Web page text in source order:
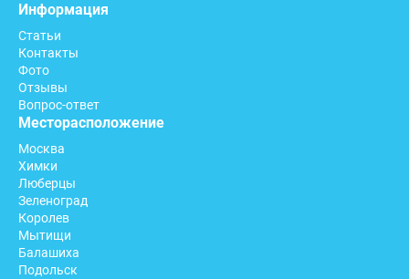
Информация
Статьи
Контакты
Фото
Отзывы
Вопрос-ответ
Месторасположение
Москва
Химки
Люберцы
Зеленоград
Королев
Мытищи
Балашиха
Подольск